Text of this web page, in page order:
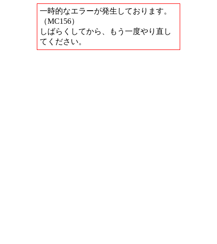
一時的なエラーが発生しております。
（MC156）
しばらくしてから、もう一度やり直し
てください。